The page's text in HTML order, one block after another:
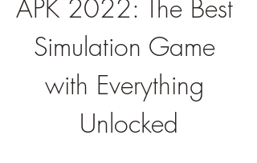
APK 2022: The Best
Simulation Game
with Everything
Unlocked